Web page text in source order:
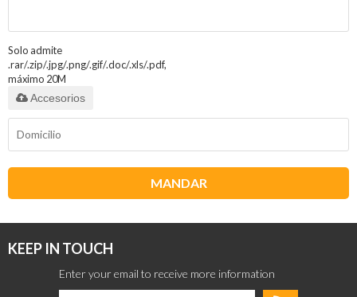
Solo admite
.rar/.zip/.jpg/.png/.gif/.doc/.xls/.pdf,
máximo 20M
Accesorios
MANDAR
KEEP IN TOUCH